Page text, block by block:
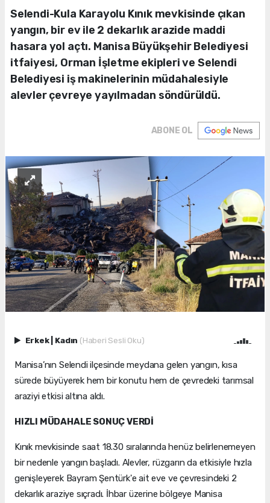
Selendi-Kula Karayolu Kınık mevkisinde çıkan
yangın, bir ev ile 2 dekarlık arazide maddi
hasara yol açtı. Manisa Büyükşehir Belediyesi
itfaiyesi, Orman İşletme ekipleri ve Selendi
Belediyesi iş makinelerinin müdahalesiyle
alevler çevreye yayılmadan söndürüldü.
ABONE OL
Erkek Kadın (Haberi Sesli Oku)
Manisa’nın Selendi ilçesinde meydana gelen yangın, kısa
sürede büyüyerek hem bir konutu hem de çevredeki tarımsal
araziyi etkisi altına aldı.
HIZLI MÜDAHALE SONUÇ VERDİ
Kınık mevkisinde saat 18.30 sıralarında henüz belirlenemeyen
bir nedenle yangın başladı. Alevler, rüzgarın da etkisiyle hızla
genişleyerek Bayram Şentürk'e ait eve ve çevresindeki 2
dekarlık araziye sıçradı. İhbar üzerine bölgeye Manisa